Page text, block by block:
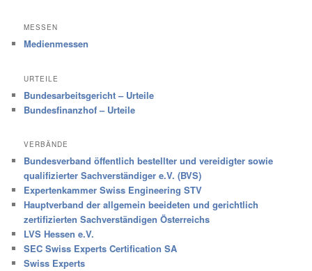
MESSEN
Medienmessen
URTEILE
Bundesarbeitsgericht – Urteile
Bundesfinanzhof – Urteile
VERBÄNDE
Bundesverband öffentlich bestellter und vereidigter sowie
qualifizierter Sachverständiger e.V. (BVS)
Expertenkammer Swiss Engineering STV
Hauptverband der allgemein beeideten und gerichtlich
zertifizierten Sachverständigen Österreichs
LVS Hessen e.V.
SEC Swiss Experts Certification SA
Swiss Experts